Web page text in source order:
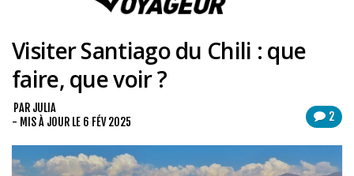
Destinations
Mes ressources pour voyager
Guides voyages
Contact
Visiter Santiago du Chili : que
faire, que voir ?
2
PAR JULIA
- MIS À JOUR LE 6 FÉV 2025